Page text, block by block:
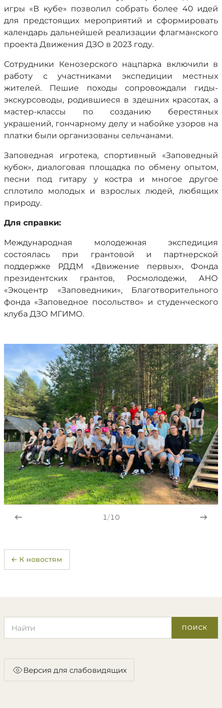
игры «В кубе» позволил собрать более 40 идей
для предстоящих мероприятий и сформировать
календарь дальнейшей реализации флагманского
проекта Движения ДЗО в 2023 году.
Сотрудники Кенозерского нацпарка включили в
работу с участниками экспедиции местных
жителей. Пешие походы сопровождали гиды-
экскурсоводы, родившиеся в здешних красотах, а
мастер-классы по созданию берестяных
украшений, гончарному делу и набойке узоров на
платки были организованы сельчанами.
Заповедная игротека, спортивный «Заповедный
кубок», диалоговая площадка по обмену опытом,
песни под гитару у костра и многое другое
сплотило молодых и взрослых людей, любящих
природу.
Для справки:
Международная молодежная экспедиция
состоялась при грантовой и партнерской
поддержке РДДМ «Движение первых», Фонда
президентских грантов, Росмолодежи, АНО
«Экоцентр «Заповедники», Благотворительного
фонда «Заповедное посольство» и студенческого
клуба ДЗО МГИМО.
1/10
← К новостям
ПОИСК
Версия для слабовидящих